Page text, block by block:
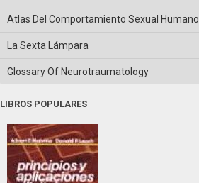
Atlas Del Comportamiento Sexual Humano
La Sexta Lámpara
Glossary Of Neurotraumatology
LIBROS POPULARES